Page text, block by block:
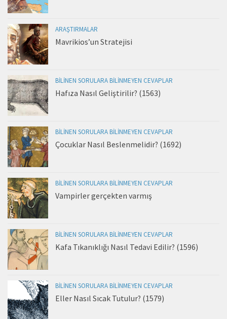
ARAŞTIRMALAR
Mavrikios’un Stratejisi
BILINEN SORULARA BILINMEYEN CEVAPLAR
Hafıza Nasıl Geliştirilir? (1563)
BILINEN SORULARA BILINMEYEN CEVAPLAR
Çocuklar Nasıl Beslenmelidir? (1692)
BILINEN SORULARA BILINMEYEN CEVAPLAR
Vampirler gerçekten varmış
BILINEN SORULARA BILINMEYEN CEVAPLAR
Kafa Tıkanıklığı Nasıl Tedavi Edilir? (1596)
BILINEN SORULARA BILINMEYEN CEVAPLAR
Eller Nasıl Sıcak Tutulur? (1579)